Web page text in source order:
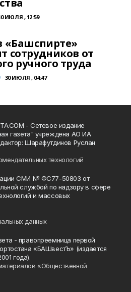
ИЮЛЯ , 12:59
«Башспирте»
сотрудников от
ручного труда
30 ИЮЛЯ , 04:47
- Сетевое издание
газета" учреждена АО ИА
Шарафутдинов Руслан
технологий
СМИ № ФС77-50803 от
службой по надзору в сфере
и массовых
данных
- правопреемница первой
«БАШвестЪ» (издается
года).
«Общественной